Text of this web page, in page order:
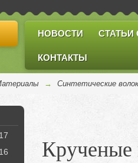
НОВОСТИ СТАТЬИ
КОНТАКТЫ
→ Синтетические